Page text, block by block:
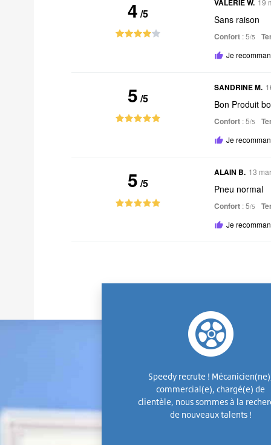
4 /5
VALERIE W. 19
Sans raison
Confort : 5/5
Je
5 /5
SANDRINE M.
Bon Produit
Confort : 5/5
Je
5 /5
ALAIN B. 13
Pneu normal
Confort : 5/5
Je
Speedy recrute !
commercial(e), chargé(e) de
clientèle, nous sommes à la
de nouveaux talents !